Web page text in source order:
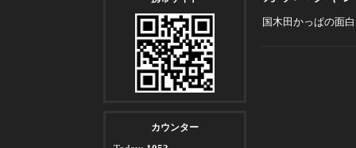
国木田かっぱの面
カウンター